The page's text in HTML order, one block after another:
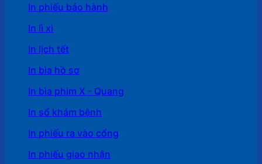
In phiếu bảo hành
In lì xì
In lịch tết
In bìa hồ sơ
In bìa phim X - Quang
In sổ khám bệnh
In phiếu ra vào cổng
In phiếu giao nhận